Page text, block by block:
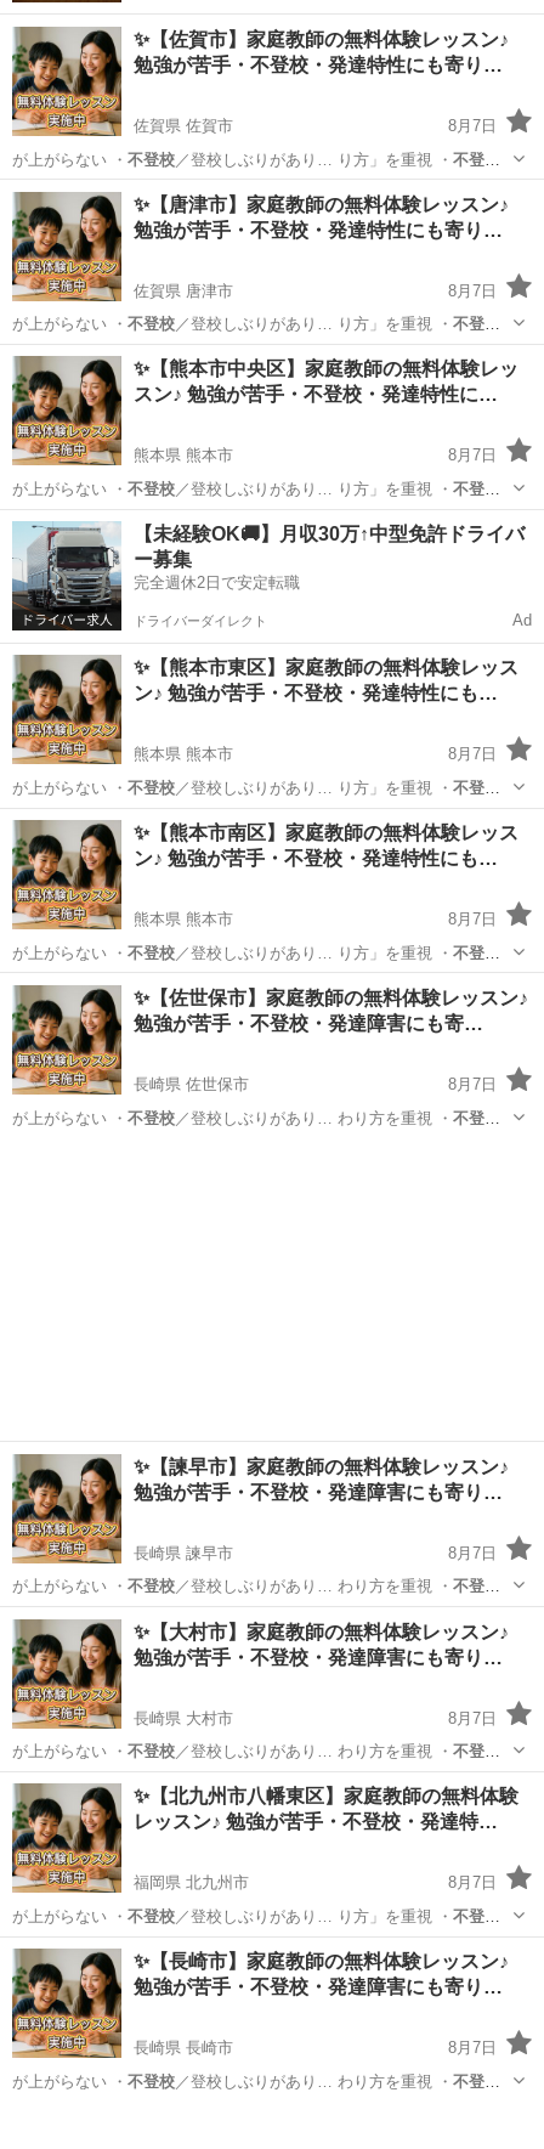
✨【佐賀市】家庭教師の無料体験レッスン♪
勉強が苦手・不登校・発達特性にも寄り…
佐賀県 佐賀市
8月7日
が上がらない ・ 不登校／登校しぶりがあり… り方」を重視 ・ 不登
校・発達特性のあるお… 学生／高校生 ・不登校／発達障害／勉強が…
佐賀 佐賀市 育児 不登校
✨【唐津市】家庭教師の無料体験レッスン♪
勉強が苦手・不登校・発達特性にも寄り…
佐賀県 唐津市
8月7日
が上がらない ・ 不登校／登校しぶりがあり… り方」を重視 ・ 不登
校・発達特性のあるお… 学生／高校生 ・不登校／発達障害／勉強が…
佐賀 唐津市 育児 不登校
✨【熊本市中央区】家庭教師の無料体験レッ
スン♪ 勉強が苦手・不登校・発達特性に…
熊本県 熊本市
8月7日
が上がらない ・ 不登校／登校しぶりがあり… り方」を重視 ・ 不登
校・発達特性のあるお… 学生／高校生 ・不登校／発達障害／勉強が…
熊本 熊本市 育児 不登校
【未経験OK🚚】月収30万↑中型免許ドライバ
ー募集
完全週休2日で安定転職
ドライバーダイレクト Ad
✨【熊本市東区】家庭教師の無料体験レッス
ン♪ 勉強が苦手・不登校・発達特性にも…
熊本県 熊本市
8月7日
が上がらない ・ 不登校／登校しぶりがあり… り方」を重視 ・ 不登
校・発達特性のあるお… 学生／高校生 ・不登校／発達障害／勉強が…
熊本 熊本市 育児 不登校
✨【熊本市南区】家庭教師の無料体験レッス
ン♪ 勉強が苦手・不登校・発達特性にも…
熊本県 熊本市
8月7日
が上がらない ・ 不登校／登校しぶりがあり… り方」を重視 ・ 不登
校・発達特性のあるお… 学生／高校生 ・不登校／発達障害／勉強が…
熊本 熊本市 育児 不登校
✨【佐世保市】家庭教師の無料体験レッスン♪
勉強が苦手・不登校・発達障害にも寄…
長崎県 佐世保市
8月7日
が上がらない ・ 不登校／登校しぶりがあり… わり方を重視 ・ 不登
✨【諫早市】家庭教師の無料体験レッスン♪
勉強が苦手・不登校・発達障害にも寄り…
長崎県 諫早市
8月7日
が上がらない ・ 不登校／登校しぶりがあり… わり方を重視 ・ 不登
校・発達障害のあるお… 学生／高校生 ・不登校／発達障害／勉強が…
長崎 諫早市 育児 不登校
✨【大村市】家庭教師の無料体験レッスン♪
勉強が苦手・不登校・発達障害にも寄り…
長崎県 大村市
8月7日
が上がらない ・ 不登校／登校しぶりがあり… わり方を重視 ・ 不登
校・発達障害のあるお… 学生／高校生 ・不登校／発達障害／勉強が…
長崎 大村市 育児 不登校
✨【北九州市八幡東区】家庭教師の無料体験
レッスン♪ 勉強が苦手・不登校・発達特…
福岡県 北九州市
8月7日
が上がらない ・ 不登校／登校しぶりがあり… り方」を重視 ・ 不登
校・発達特性のあるお… 学生／高校生 ・不登校／発達障害／勉強が…
福岡 北九州市 育児 不登校
✨【長崎市】家庭教師の無料体験レッスン♪
勉強が苦手・不登校・発達障害にも寄り…
長崎県 長崎市
8月7日
が上がらない ・ 不登校／登校しぶりがあり… わり方を重視 ・ 不登